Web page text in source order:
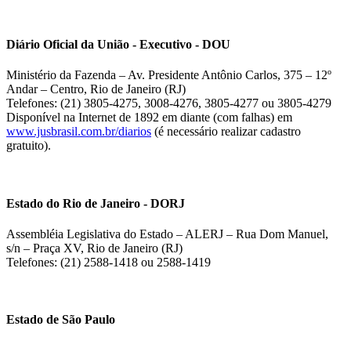
Diário Oficial da União - Executivo - DOU
Ministério da Fazenda – Av. Presidente Antônio Carlos, 375 – 12º
Andar – Centro, Rio de Janeiro (RJ)
Telefones: (21) 3805-4275, 3008-4276, 3805-4277 ou 3805-4279
Disponível na Internet de 1892 em diante (com falhas) em
www.jusbrasil.com.br/diarios (é necessário realizar cadastro
gratuito).
Estado do Rio de Janeiro - DORJ
Assembléia Legislativa do Estado – ALERJ – Rua Dom Manuel,
s/n – Praça XV, Rio de Janeiro (RJ)
Telefones: (21) 2588-1418 ou 2588-1419
Estado de São Paulo